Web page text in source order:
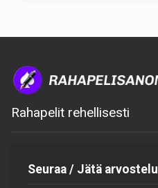
Rahapelit rehellisesti
Seuraa / Jätä arvostelu